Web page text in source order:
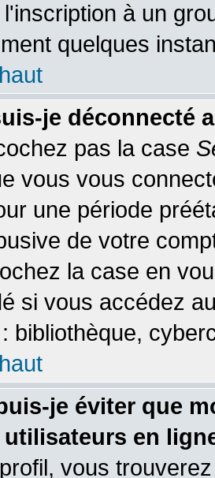
à un
quelques
je déconnecté
pas la case
vous vous
une période
de votre
la case en
si vous accédez
bibliothèque,
je éviter que
utilisateurs en
vous